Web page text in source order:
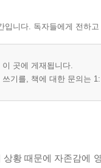
입니다. 독자들에게 전하
곳에 게재됩니다.
기를, 책에 대한 문의는
황 때문에 자존감에